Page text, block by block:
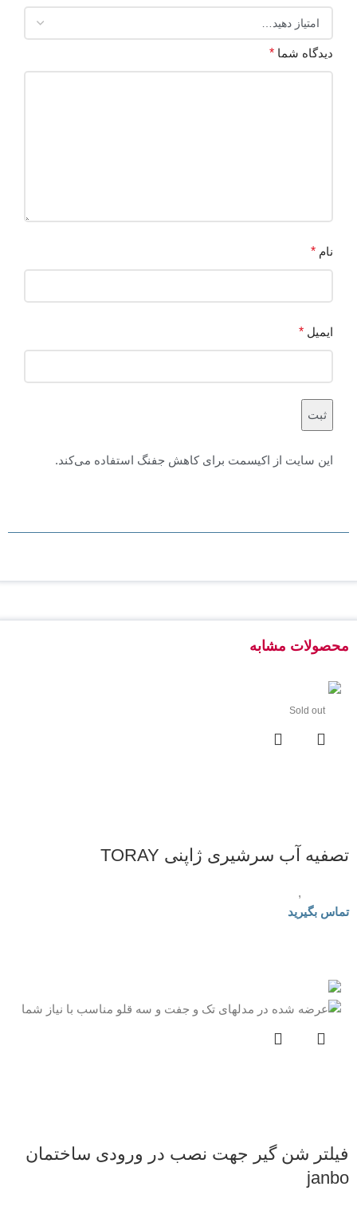
دیدگاه شما *
نام *
ایمیل *
این سایت از اکیسمت برای کاهش جفنگ استفاده می‌کند.
محصولات مشابه
Sold out
تصفیه آب سرشیری ژاپنی TORAY
,
تماس بگیرید
فیلتر شن گیر جهت نصب در ورودی ساختمان
janbo